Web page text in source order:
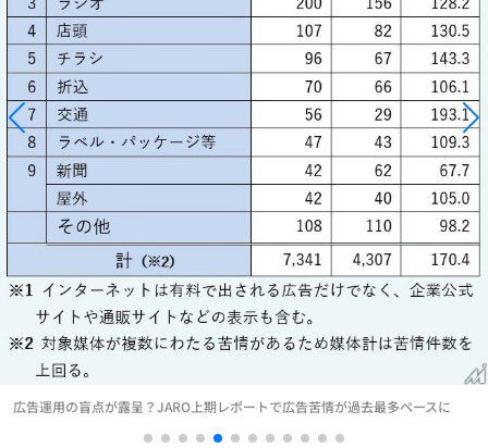
広告運用の盲点が露呈？JARO上期レポートで広告苦情が過去最多ペースに